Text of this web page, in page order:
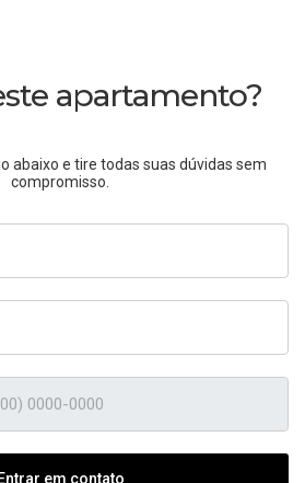
apartamento?
abaixo e tire todas suas dúvidas sem
compromisso.
Entrar em contato